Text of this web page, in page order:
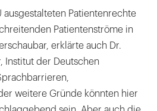
ausgestalteten Patientenrechte
Patientenströme in
erklärte auch Dr.
Institut der Deutschen
weitere Gründe könnten hier